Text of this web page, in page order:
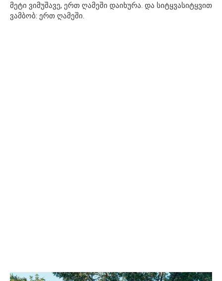
მეტი ვიმუშავე, ერთ ღამეში დაიხურა. და სიტყვასიტყვით
ვამბობ: ერთ ღამეში.